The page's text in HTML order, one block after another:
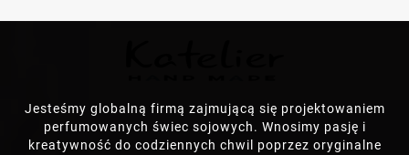
Jesteśmy globalną firmą zajmującą się projektowaniem
perfumowanych świec sojowych. Wnosimy pasję i
kreatywność do codziennych chwil poprzez oryginalne